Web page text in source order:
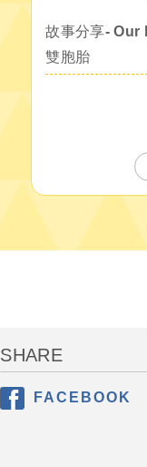
故事分享- Our
雙胞胎
SHARE
分享至Facebook
FACEBOOK